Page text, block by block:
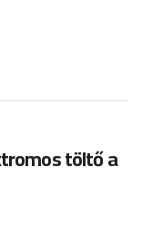
töltő a